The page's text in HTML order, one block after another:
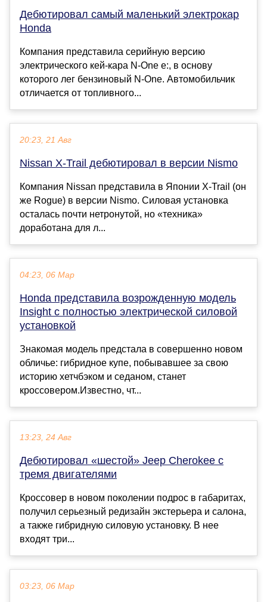
Дебютировал самый маленький электрокар
Honda
Компания представила серийную версию
электрического кей-кара N-One e:, в основу
которого лег бензиновый N-One. Автомобильчик
отличается от топливного...
20:23, 21 Авг
Nissan X-Trail дебютировал в версии Nismo
Компания Nissan представила в Японии X-Trail (он
же Rogue) в версии Nismo. Силовая установка
осталась почти нетронутой, но «техника»
доработана для л...
04:23, 06 Мар
Honda представила возрожденную модель
Insight с полностью электрической силовой
установкой
Знакомая модель предстала в совершенно новом
обличье: гибридное купе, побывавшее за свою
историю хетчбэком и седаном, станет
кроссовером.Известно, чт...
13:23, 24 Авг
Дебютировал «шестой» Jeep Cherokee с
тремя двигателями
Кроссовер в новом поколении подрос в габаритах,
получил серьезный редизайн экстерьера и салона,
а также гибридную силовую установку. В нее
входят три...
03:23, 06 Мар